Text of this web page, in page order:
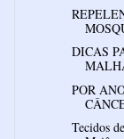
DICAS
POR
Tecidos